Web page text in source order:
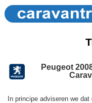
Peugeot
In principe adviseren we